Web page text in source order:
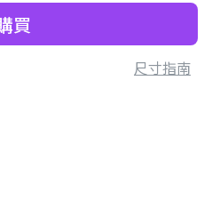
買
尺寸指南